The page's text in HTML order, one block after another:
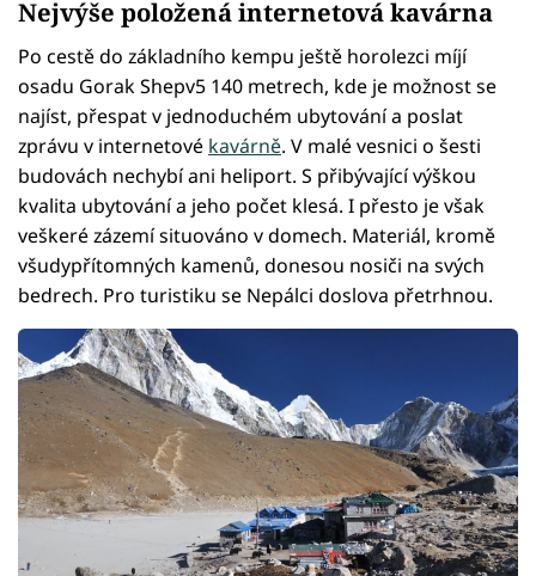
Nejvýše položená internetová kavárna
Po cestě do základního kempu ještě horolezci míjí
osadu Gorak Shepv5 140 metrech, kde je možnost se
najíst, přespat v jednoduchém ubytování a poslat
zprávu v internetové kavárně. V malé vesnici o šesti
budovách nechybí ani heliport. S přibývající výškou
kvalita ubytování a jeho počet klesá. I přesto je však
veškeré zázemí situováno v domech. Materiál, kromě
všudypřítomných kamenů, donesou nosiči na svých
bedrech. Pro turistiku se Nepálci doslova přetrhnou.